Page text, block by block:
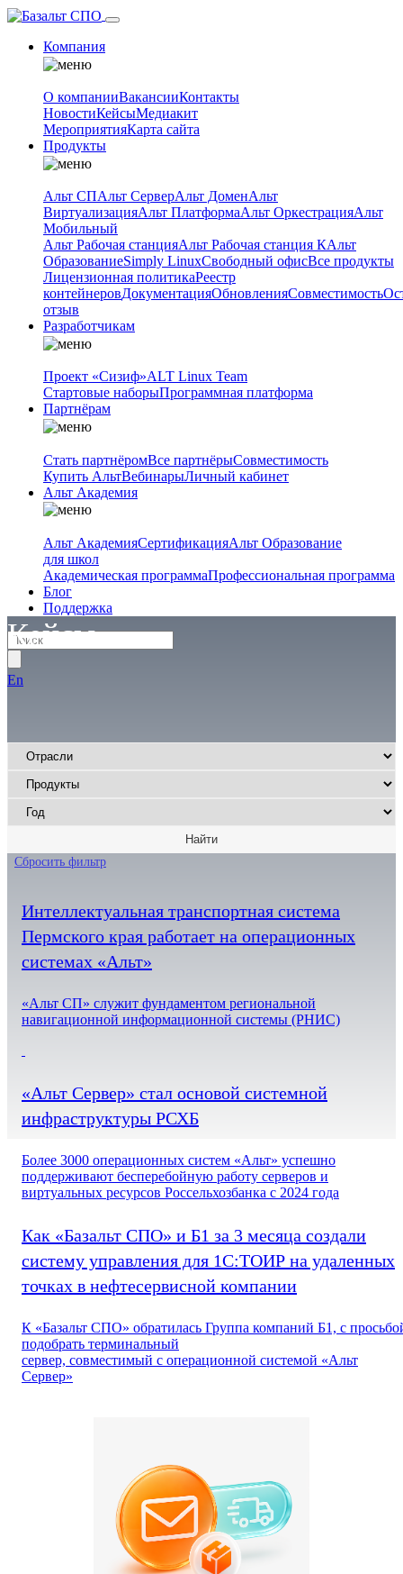
Компания
О компанииВакансииКонтакты
НовостиКейсыМедиакит
МероприятияКарта сайта
Продукты
Альт СПАльт СерверАльт ДоменАльт
ВиртуализацияАльт ПлатформаАльт ОркестрацияАльт
Мобильный
Альт Рабочая станцияАльт Рабочая станция КАльт
ОбразованиеSimply LinuxСвободный офисВсе продукты
Лицензионная политикаРеестр
контейнеровДокументацияОбновленияСовместимость
отзыв
Разработчикам
Проект «Сизиф»ALT Linux Team
Стартовые наборыПрограммная платформа
Партнёрам
Стать партнёромВсе партнёрыСовместимость
Купить АльтВебинарыЛичный кабинет
Альт Академия
Альт АкадемияСертификацияАльт Образование
для школ
Академическая программаПрофессиональная программа
Блог
Поддержка
En
Кейсы
Сбросить фильтр
Интеллектуальная транспортная система
Пермского края работает на операционных
системах «Альт»
«Альт СП» служит фундаментом региональной
навигационной информационной системы (РНИС)
«Альт Сервер» стал основой системной
инфраструктуры РСХБ
Более 3000 операционных систем «Альт» успешно
поддерживают бесперебойную работу серверов и
виртуальных ресурсов Россельхозбанка с 2024 года
Как «Базальт СПО» и Б1 за 3 месяца создали
систему управления для 1С:ТОИР на удаленных
точках в нефтесервисной компании
К «Базальт СПО» обратилась Группа компаний Б1, с
подобрать терминальный
сервер, совместимый с операционной системой «Альт
Сервер»